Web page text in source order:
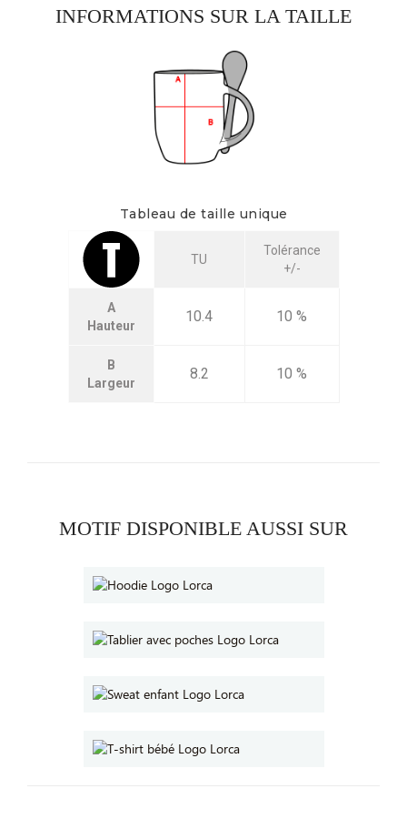
INFORMATIONS SUR LA TAILLE
Tableau de taille unique
TU
Tolérance
+/-
A
Hauteur
10.4 10 %
B
Largeur
8.2 10 %
MOTIF DISPONIBLE AUSSI SUR